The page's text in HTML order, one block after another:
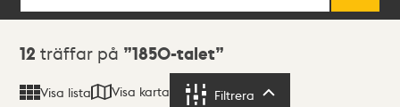
Sökresultat
12 träffar på 1850-talet
Visa lista Visa karta Filtrera